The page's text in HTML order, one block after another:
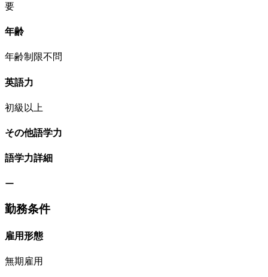
要
年齢
年齢制限不問
英語力
初級以上
その他語学力
語学力詳細
ー
勤務条件
雇用形態
無期雇用